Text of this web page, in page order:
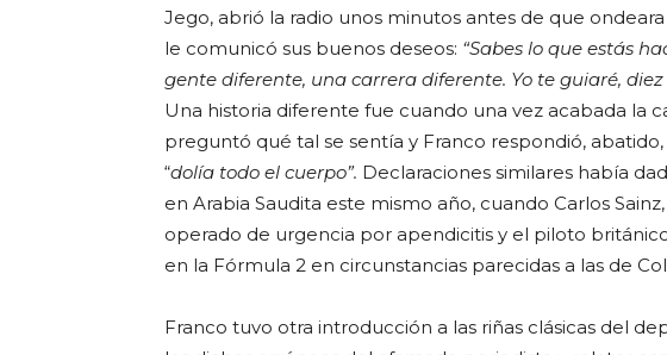
Jego, abrió la radio unos minutos antes de que
le comunicó sus buenos deseos: “Sabes lo que estás
gente diferente, una carrera diferente. Yo te guiaré,
Una historia diferente fue cuando una vez acabada la
preguntó qué tal se sentía y Franco respondió, abatido,
“dolía todo el cuerpo”. Declaraciones similares había
en Arabia Saudita este mismo año, cuando Carlos
operado de urgencia por apendicitis y el piloto
en la Fórmula 2 en circunstancias parecidas a las de
Franco tuvo otra introducción a las riñas clásicas del